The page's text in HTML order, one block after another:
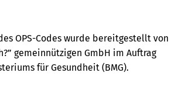
OPS-Codes wurde bereitgestellt von
gemeinnützigen GmbH im Auftrag
für Gesundheit (BMG).